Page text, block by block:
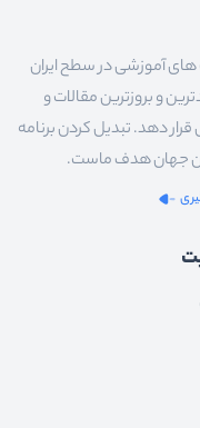
های آموزشی در سطح ایران
و بروزترین مقالات و
قرار دهد. تبدیل کردن برنامه
جهان هدف ماست.